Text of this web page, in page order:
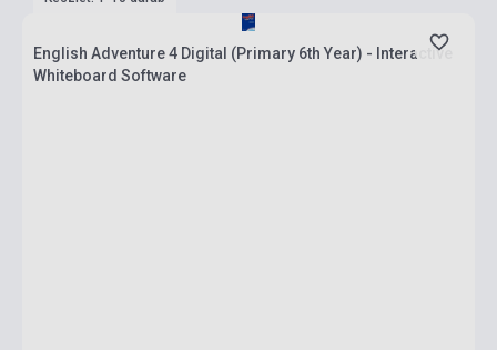
English Adventure 4 Digital (Primary 6th Year) - Interactive
Whiteboard Software